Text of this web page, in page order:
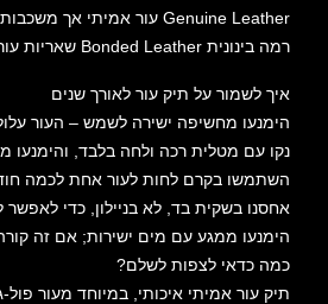
Genuine Leather עור אמיתי אך משכבות פנימיות, פחות עמיד
רמה בינונית Bonded Leather שאריות עור מודבקות יחד עם שרף
איך לשמור על תיק עור לאורך שנים
הימנעו מחשיפה ישירה לשמש – העור
נקו עם מטלית רכה ולחה בלבד, והימנעו
השתמשו בקרם לחות לעור אחת לכמה
אחסנו בשקית בד, לא בניילון, כדי לאפשר
הימנעו ממגע עם מים ישירות; אם זה
כמה כדאי לצפות לשלם?
תיק עור אמיתי איכותי, במיוחד מעור